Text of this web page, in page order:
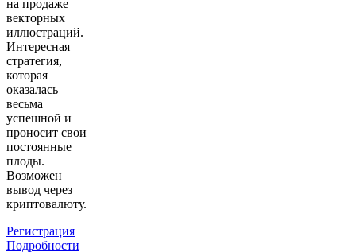
на продаже
векторных
иллюстраций.
Интересная
стратегия,
которая
оказалась
весьма
успешной и
проносит свои
постоянные
плоды.
Возможен
вывод через
криптовалюту.
Регистрация |
Подробности